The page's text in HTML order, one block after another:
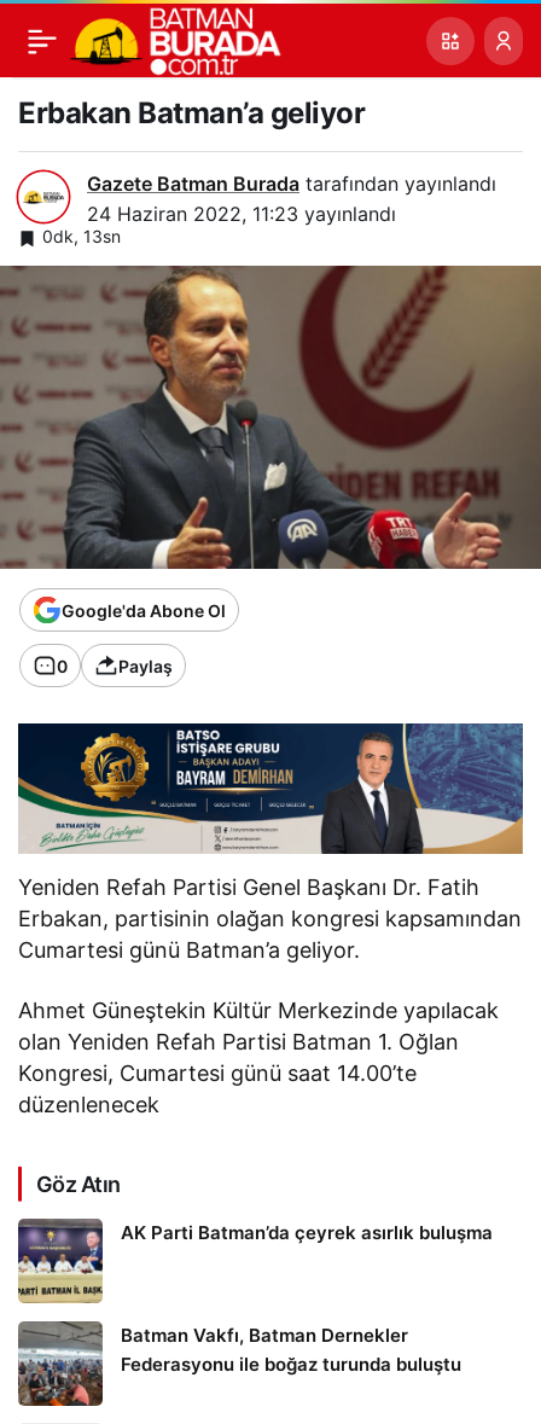
Erbakan Batman’a geliyor
Gazete Batman Burada tarafından yayınlandı
24 Haziran 2022, 11:23 yayınlandı
0dk, 13sn
Google'da Abone Ol
0 Paylaş
Yeniden Refah Partisi Genel Başkanı Dr. Fatih
Erbakan, partisinin olağan kongresi kapsamından
Cumartesi günü Batman’a geliyor.
Ahmet Güneştekin Kültür Merkezinde yapılacak
olan Yeniden Refah Partisi Batman 1. Oğlan
Kongresi, Cumartesi günü saat 14.00’te
düzenlenecek
Göz Atın
AK Parti Batman’da çeyrek asırlık buluşma
Batman Vakfı, Batman Dernekler
Federasyonu ile boğaz turunda buluştu